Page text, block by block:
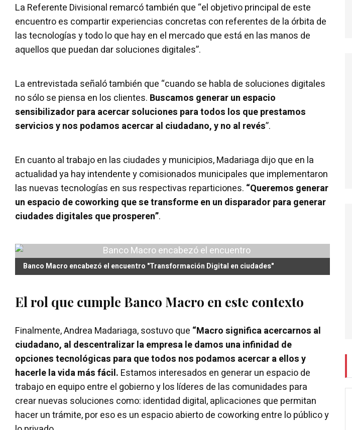
La Referente Divisional remarcó también que “el objetivo principal de este
encuentro es compartir experiencias concretas con referentes de la órbita de
las tecnologías y todo lo que hay en el mercado que está en las manos de
aquellos que puedan dar soluciones digitales”.
La entrevistada señaló también que “cuando se habla de soluciones digitales
no sólo se piensa en los clientes. Buscamos generar un espacio
sensibilizador para acercar soluciones para todos los que prestamos
servicios y nos podamos acercar al ciudadano, y no al revés”.
En cuanto al trabajo en las ciudades y municipios, Madariaga dijo que en la
actualidad ya hay intendente y comisionados municipales que implementaron
las nuevas tecnologías en sus respectivas reparticiones. “Queremos generar
un espacio de coworking que se transforme en un disparador para generar
ciudades digitales que prosperen”.
Banco Macro encabezó el encuentro "Transformación Digital en ciudades"
El rol que cumple Banco Macro en este contexto
Finalmente, Andrea Madariaga, sostuvo que “Macro significa acercarnos al
ciudadano, al descentralizar la empresa le damos una infinidad de
opciones tecnológicas para que todos nos podamos acercar a ellos y
hacerle la vida más fácil. Estamos interesados en generar un espacio de
trabajo en equipo entre el gobierno y los líderes de las comunidades para
crear nuevas soluciones como: identidad digital, aplicaciones que permitan
hacer un trámite, por eso es un espacio abierto de coworking entre lo público y